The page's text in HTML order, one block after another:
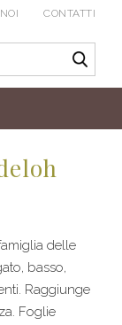
CONTATTI
delle
basso,
Raggiunge
Foglie